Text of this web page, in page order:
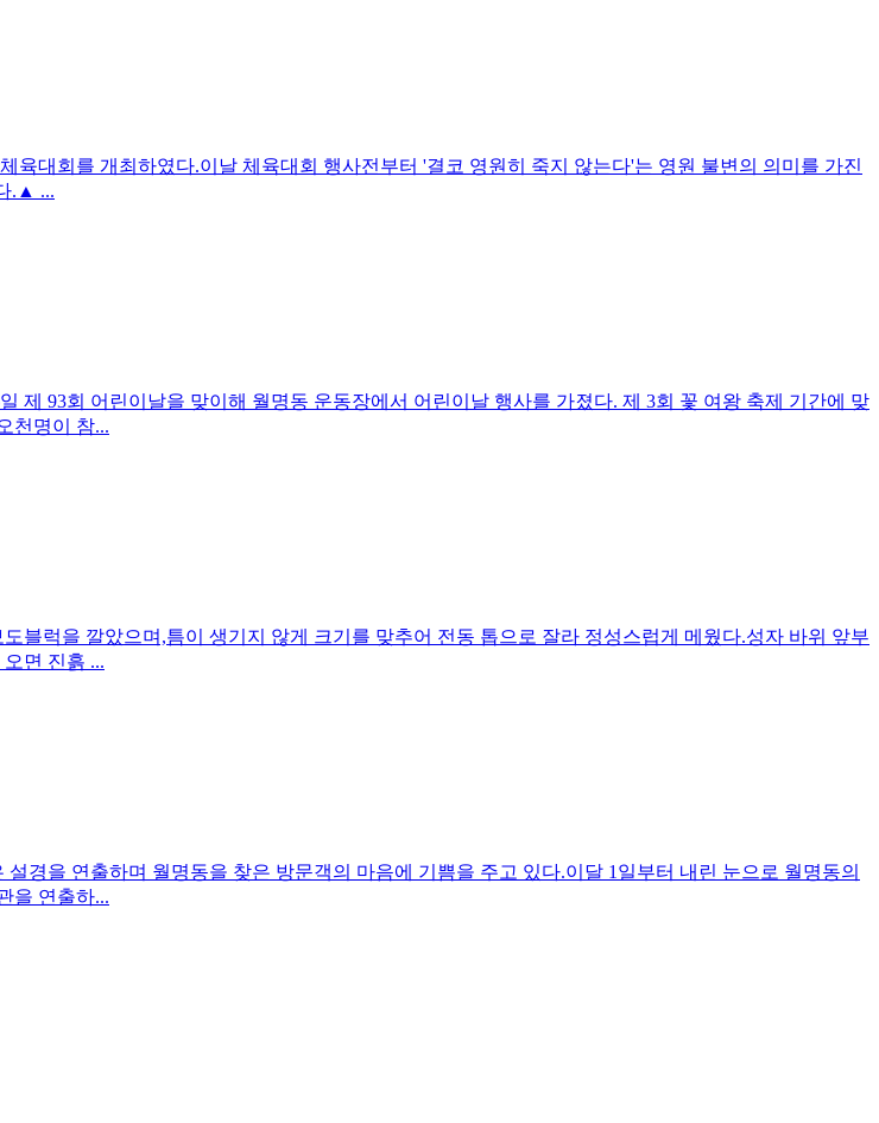
대회를 개최하였다.이날 체육대회 행사전부터 '결코 영원히 죽지 않는다'는 영원 불변의 의미를 가진
.▲ ...
제 93회 어린이날을 맞이해 월명동 운동장에서 어린이날 행사를 가졌다. 제 3회 꽃 여왕 축제 기간에 맞
천명이 참...
블럭을 깔았으며,틈이 생기지 않게 크기를 맞추어 전동 톱으로 잘라 정성스럽게 메웠다.성자 바위 앞부
면 진흙 ...
경을 연출하며 월명동을 찾은 방문객의 마음에 기쁨을 주고 있다.이달 1일부터 내린 눈으로 월명동의
을 연출하...